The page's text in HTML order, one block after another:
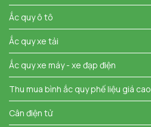
Ắc quy ô tô
Ắc quy xe tải
Ắc quy xe máy - xe đạp điện
Thu mua bình ắc quy phế liệu giá cao
Cân điện tử